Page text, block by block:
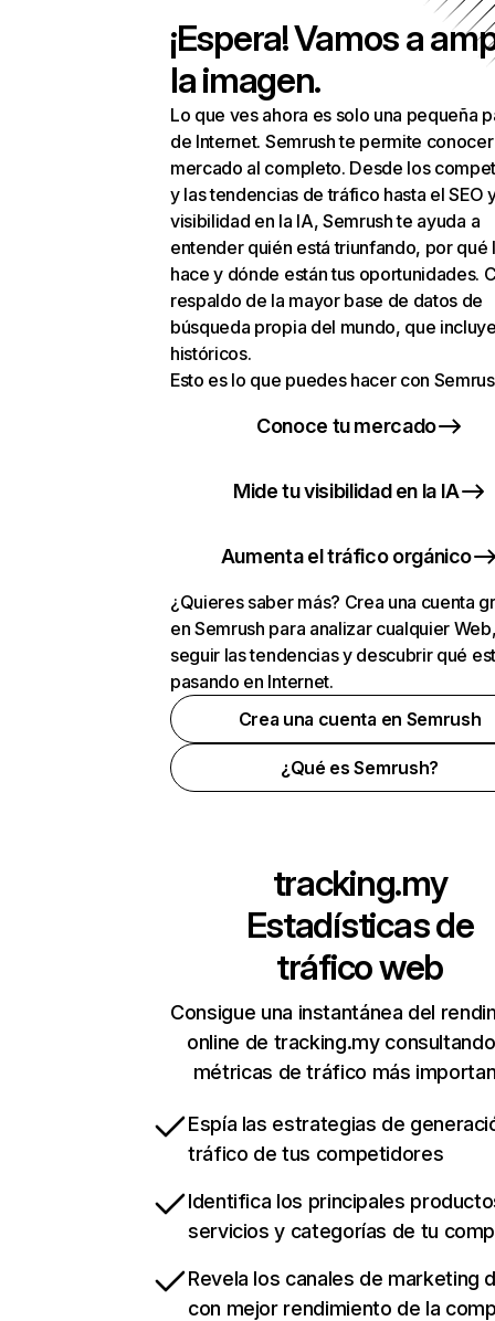
¡Espera! Vamos a
la imagen.
Lo que ves ahora es solo una pequeña
de Internet. Semrush te permite
mercado al completo. Desde los
y las tendencias de tráfico hasta el SEO
visibilidad en la IA, Semrush te ayuda a
entender quién está triunfando, por qué
hace y dónde están tus oportunidades.
respaldo de la mayor base de datos de
búsqueda propia del mundo, que
históricos.
Esto es lo que puedes hacer con
Conoce tu mercado
Mide tu visibilidad en la IA
Aumenta el tráfico orgánico
¿Quieres saber más? Crea una cuenta
en Semrush para analizar cualquier
seguir las tendencias y descubrir qué
pasando en Internet.
Crea una cuenta en Semrush
¿Qué es Semrush?
tracking.my
Estadísticas de
tráfico web
Consigue una instantánea del
online de tracking.my
métricas de tráfico más
Espía las estrategias de
tráfico de tus competidores
Identifica los principales
servicios y categorías de tu
Revela los canales de marketing
con mejor rendimiento de la